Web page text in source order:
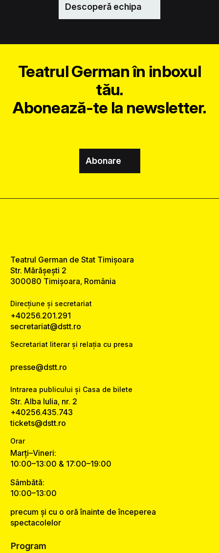
Descoperă echipa
Teatrul German în inboxul
tău.
Abonează-te la newsletter.
Abonare
Teatrul German de Stat Timișoara
Str. Mărășești 2
300080 Timișoara, România
Direcțiune și secretariat
+40256.201.291
secretariat@dstt.ro
Secretariat literar și relația cu presa
presse@dstt.ro
Intrarea publicului și Casa de bilete
Str. Alba Iulia, nr. 2
+40256.435.743
tickets@dstt.ro
Orar
Marți–Vineri:
10:00–13:00 & 17:00–19:00
Sâmbătă:
10:00–13:00
precum și cu o oră înainte de începerea
spectacolelor
Program